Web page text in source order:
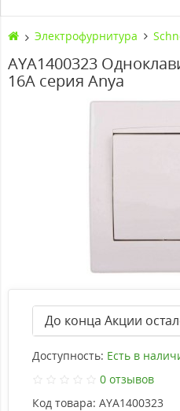
Электрофурнитура
AYA1400323
16А серия Anya
До конца Акции
Доступность: Есть в
0 отзывов
Код товара: AYA1400323